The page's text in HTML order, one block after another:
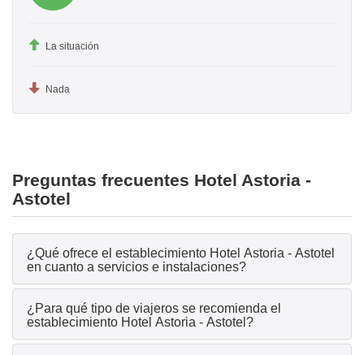
La situación
Nada
Preguntas frecuentes Hotel Astoria -
Astotel
¿Qué ofrece el establecimiento Hotel Astoria - Astotel
en cuanto a servicios e instalaciones?
¿Para qué tipo de viajeros se recomienda el
establecimiento Hotel Astoria - Astotel?